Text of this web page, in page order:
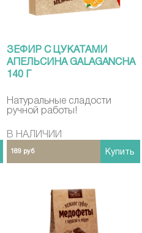
ЗЕФИР С ЦУКАТАМИ
АПЕЛЬСИНА GALAGANCHA
140 Г
Натуральные сладости
ручной работы!
В НАЛИЧИИ
189 руб Купить